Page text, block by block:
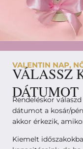
VALENTIN NAP,
VÁLASSZ
DÁTUMOT
Rendeléskor
dátumot a kosár/
akkor érkezik,
Kiemelt